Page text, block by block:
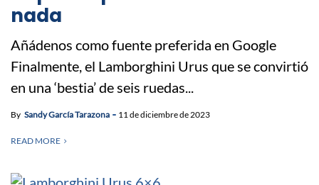
nada
Añádenos como fuente preferida en Google
Finalmente, el Lamborghini Urus que se convirtió
en una ‘bestia’ de seis ruedas...
By Sandy García Tarazona 11 de diciembre de 2023
READ MORE